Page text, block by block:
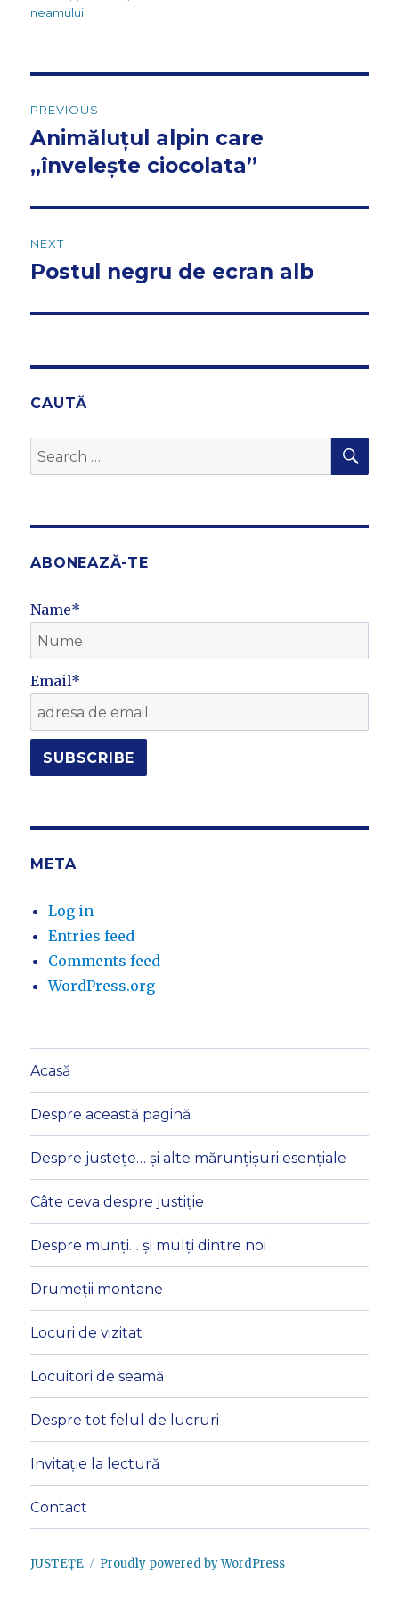
neamului
navigation
PREVIOUS
Previous
post:
Animăluțul alpin care
„învelește ciocolata”
NEXT
Next
Postul negru de ecran alb
CAUTĂ
Search
for:
ABONEAZĂ-TE
Name*
Email*
META
Log in
Entries feed
Comments feed
WordPress.org
Acasă
Despre această pagină
Despre justețe… și alte mărunțișuri esențiale
Câte ceva despre justiție
Despre munți… și mulți dintre noi
Drumeții montane
Locuri de vizitat
Locuitori de seamă
Despre tot felul de lucruri
Invitație la lectură
Contact
JUSTEȚE Proudly powered by WordPress